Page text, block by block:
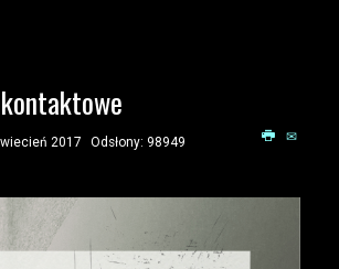
2017 Odsłony: 98949